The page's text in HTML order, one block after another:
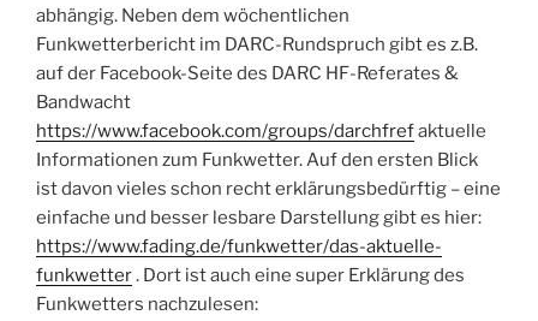
abhängig. Neben dem wöchentlichen
Funkwetterbericht im DARC-Rundspruch gibt es z.B.
auf der Facebook-Seite des DARC HF-Referates &
Bandwacht
https://www.facebook.com/groups/darchfrefaktuelle
Informationen zum Funkwetter. Auf den ersten Blick
ist davon vieles schon recht erklärungsbedürftig – eine
einfache und besser lesbare Darstellung gibt es hier:
https://www.fading.de/funkwetter/das-aktuelle-
funkwetter. Dort ist auch eine super Erklärung des
Funkwetters nachzulesen: